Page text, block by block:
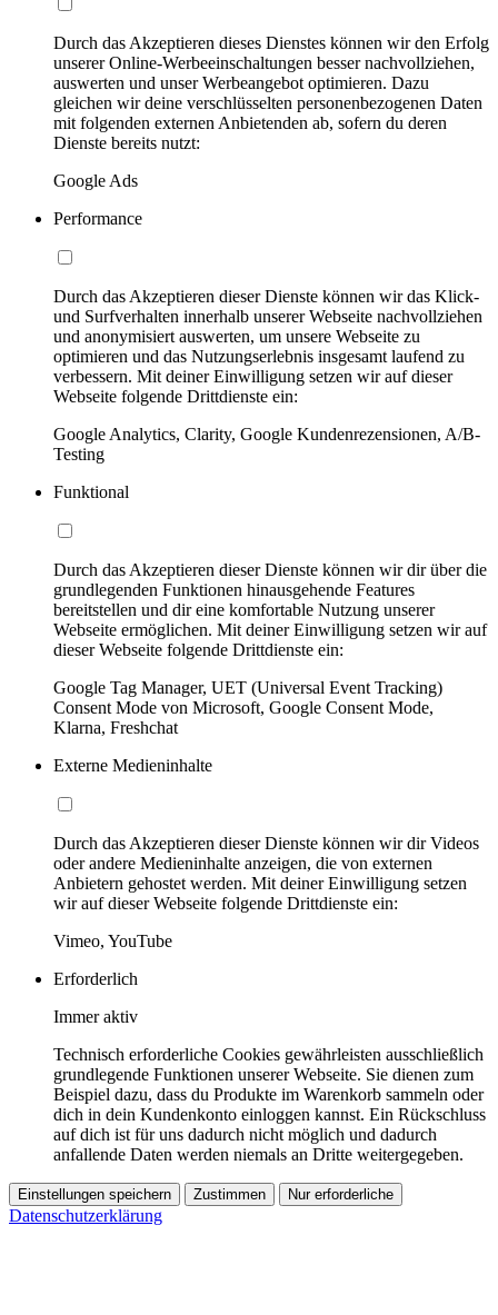
Durch das Akzeptieren dieses Dienstes können wir den Erfolg
unserer Online-Werbeeinschaltungen besser nachvollziehen,
auswerten und unser Werbeangebot optimieren. Dazu
gleichen wir deine verschlüsselten personenbezogenen Daten
mit folgenden externen Anbietenden ab, sofern du deren
Dienste bereits nutzt:
Google Ads
Performance
Durch das Akzeptieren dieser Dienste können wir das Klick-
und Surfverhalten innerhalb unserer Webseite nachvollziehen
und anonymisiert auswerten, um unsere Webseite zu
optimieren und das Nutzungserlebnis insgesamt laufend zu
verbessern. Mit deiner Einwilligung setzen wir auf dieser
Webseite folgende Drittdienste ein:
Google Analytics, Clarity, Google Kundenrezensionen, A/B-
Testing
Funktional
Durch das Akzeptieren dieser Dienste können wir dir über die
grundlegenden Funktionen hinausgehende Features
bereitstellen und dir eine komfortable Nutzung unserer
Webseite ermöglichen. Mit deiner Einwilligung setzen wir auf
dieser Webseite folgende Drittdienste ein:
Google Tag Manager, UET (Universal Event Tracking)
Consent Mode von Microsoft, Google Consent Mode,
Klarna, Freshchat
Externe Medieninhalte
Durch das Akzeptieren dieser Dienste können wir dir Videos
oder andere Medieninhalte anzeigen, die von externen
Anbietern gehostet werden. Mit deiner Einwilligung setzen
wir auf dieser Webseite folgende Drittdienste ein:
Vimeo, YouTube
Erforderlich
Immer aktiv
Technisch erforderliche Cookies gewährleisten ausschließlich
grundlegende Funktionen unserer Webseite. Sie dienen zum
Beispiel dazu, dass du Produkte im Warenkorb sammeln oder
dich in dein Kundenkonto einloggen kannst. Ein Rückschluss
auf dich ist für uns dadurch nicht möglich und dadurch
anfallende Daten werden niemals an Dritte weitergegeben.
Einstellungen speichern Zustimmen Nur erforderliche
Datenschutzerklärung